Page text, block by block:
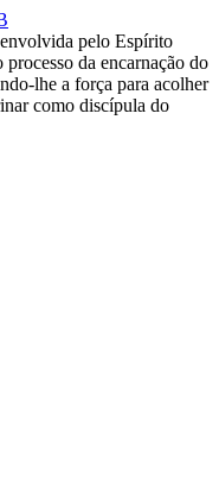
pelo Espírito
da encarnação do
lhe a força para acolher
como discípula do